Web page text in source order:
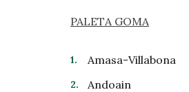
PALETA GOMA
Amasa-Villabona
Andoain